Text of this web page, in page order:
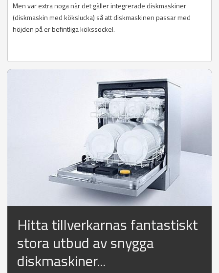
Men var extra noga när det gäller integrerade diskmaskiner
(diskmaskin med kökslucka) så att diskmaskinen passar med
höjden på er befintliga kökssockel.
Hitta tillverkarnas fantastiskt
stora utbud av snygga
diskmaskiner...